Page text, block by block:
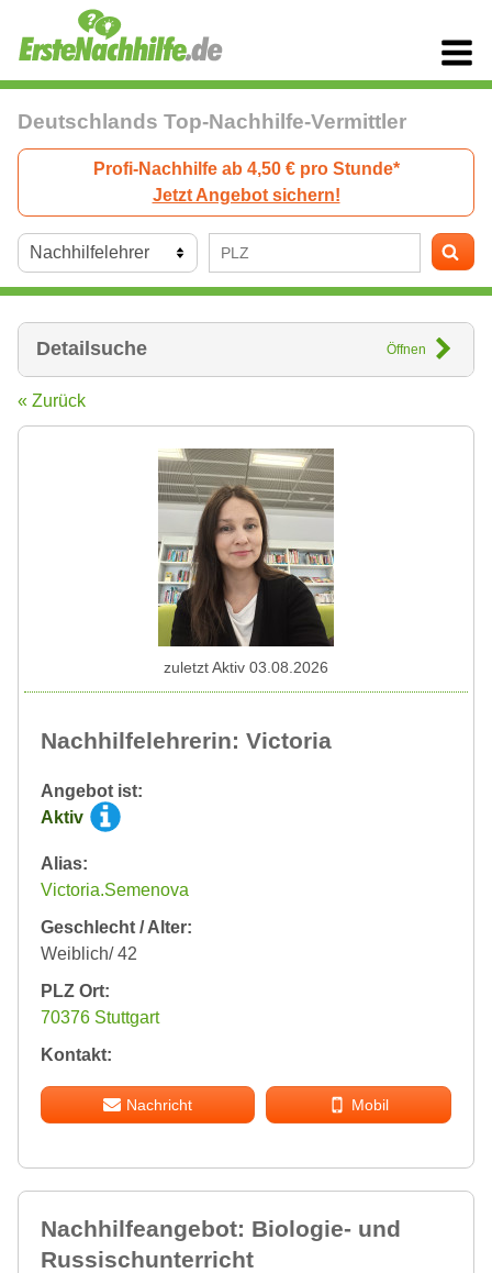
Deutschlands Top-Nachhilfe-Vermittler
Profi-Nachhilfe ab 4,50 € pro Stunde*
Jetzt Angebot sichern!
Detailsuche Öffnen
« Zurück
Nachhilfelehrerin: Victoria
Angebot ist:
Aktiv
Alias:
Victoria.Semenova
Geschlecht / Alter:
Weiblich/ 42
PLZ Ort:
70376 Stuttgart
Kontakt:
Nachricht Mobil
zuletzt Aktiv 03.08.2026
Nachhilfeangebot: Biologie- und
Russischunterricht